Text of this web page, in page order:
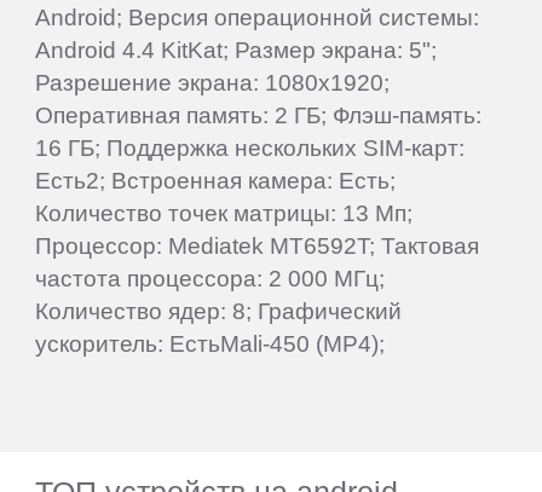
Android; Версия операционной системы:
Android 4.4 KitKat; Размер экрана: 5";
Разрешение экрана: 1080x1920;
Оперативная память: 2 ГБ; Флэш-память:
16 ГБ; Поддержка нескольких SIM-карт:
Есть2; Встроенная камера: Есть;
Количество точек матрицы: 13 Мп;
Процессор: Mediatek MT6592T; Тактовая
частота процессора: 2 000 МГц;
Количество ядер: 8; Графический
ускоритель: ЕстьMali-450 (MP4);